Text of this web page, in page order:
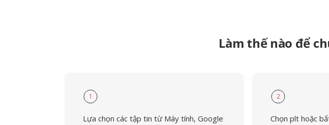
Làm thế nào để
1
Lựa chọn các tập tin từ Máy tính, Google
2
Chọn plt hoặc